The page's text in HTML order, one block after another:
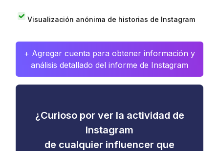
Visualización anónima de historias de Instagram
+ Agregar cuenta para obtener información y
análisis detallado del informe de Instagram
¿Curioso por ver la actividad de
Instagram
de cualquier influencer que